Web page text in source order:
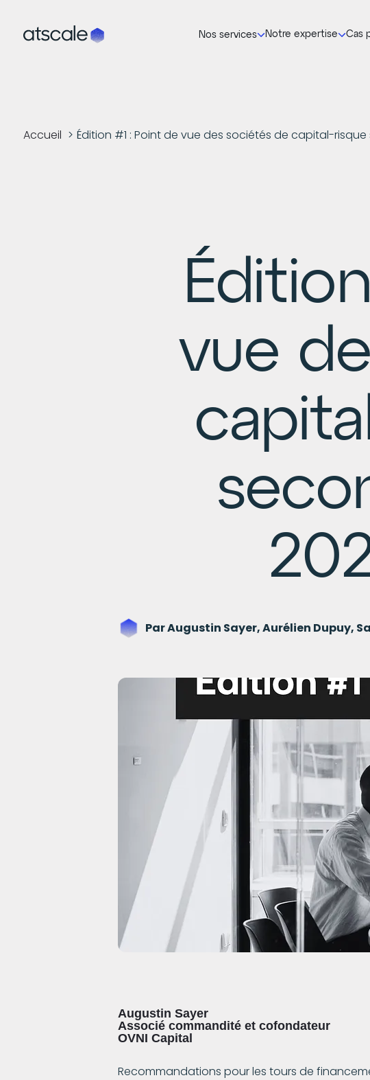
Nos services Notre expertise Cas
Accueil Édition #1 : Point de vue des sociétés de capital-
vue
ParAugustin Sayer, Aurélien Dupuy,
Augustin Sayer
Associé commandité et cofondateur
OVNI Capital
Recommandations pour les tours de